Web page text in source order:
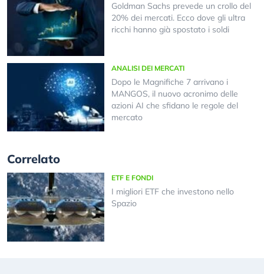
Goldman Sachs prevede un crollo del
20% dei mercati. Ecco dove gli ultra
ricchi hanno già spostato i soldi
ANALISI DEI MERCATI
Dopo le Magnifiche 7 arrivano i
MANGOS, il nuovo acronimo delle
azioni AI che sfidano le regole del
mercato
Correlato
ETF E FONDI
I migliori ETF che investono nello
Spazio